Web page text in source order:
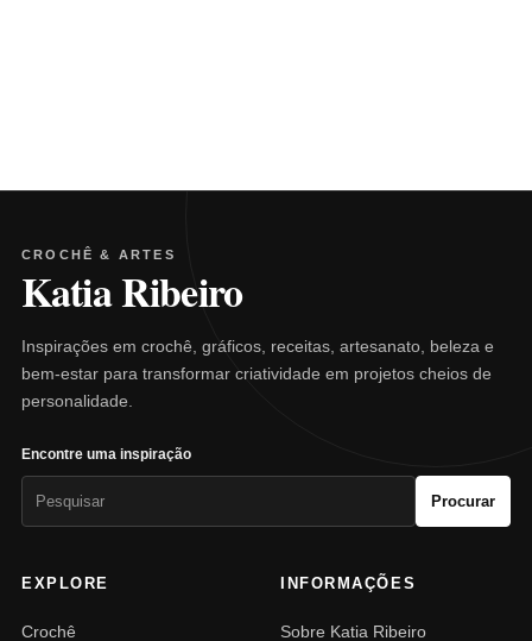
CROCHÊ & ARTES
Katia Ribeiro
Inspirações em crochê, gráficos, receitas, artesanato, beleza e
bem-estar para transformar criatividade em projetos cheios de
personalidade.
Encontre uma inspiração
Procurar
EXPLORE
Crochê
INFORMAÇÕES
Sobre Katia Ribeiro